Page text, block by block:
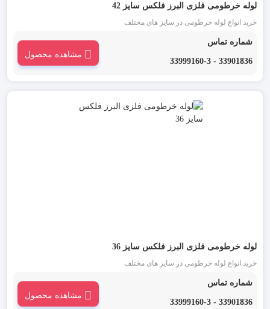
لوله خرطومی فلزی البرز فلکس سایز 42
خرید انواع لوله خرطومی در سایز های مختلف
شماره تماس
33901836 - 33999160-3
مشاهده محصول
لوله خرطومی فلزی البرز فلکس سایز 36
خرید انواع لوله خرطومی در سایز های مختلف
شماره تماس
33901836 - 33999160-3
مشاهده محصول